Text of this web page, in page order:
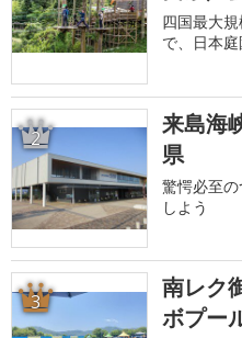
四国最大
で、日本
2
来島海
県
驚愕必至
しよう
3
南レク
ボプー